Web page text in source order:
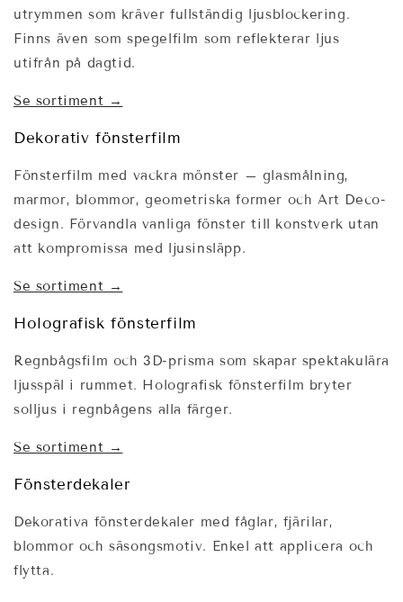
utrymmen som kräver fullständig ljusblockering.
Finns även som spegelfilm som reflekterar ljus
utifrån på dagtid.
Se sortiment →
Dekorativ fönsterfilm
Fönsterfilm med vackra mönster – glasmålning,
marmor, blommor, geometriska former och Art Deco-
design. Förvandla vanliga fönster till konstverk utan
att kompromissa med ljusinsläpp.
Se sortiment →
Holografisk fönsterfilm
Regnbågsfilm och 3D-prisma som skapar spektakulära
ljusspäl i rummet. Holografisk fönsterfilm bryter
solljus i regnbågens alla färger.
Se sortiment →
Fönsterdekaler
Dekorativa fönsterdekaler med fåglar, fjärilar,
blommor och säsongsmotiv. Enkel att applicera och
flytta.